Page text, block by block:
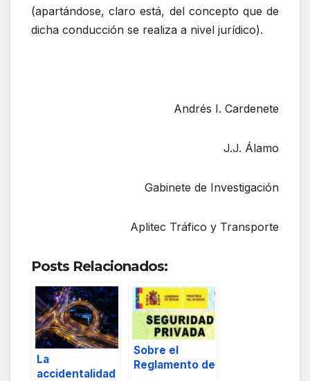
(apartándose, claro está, del concepto que de
dicha conducción se realiza a nivel jurídico).
Andrés I. Cardenete
J.J. Álamo
Gabinete de Investigación
Aplitec Tráfico y Transporte
Posts Relacionados:
La
accidentalidad
Sobre el
Reglamento de